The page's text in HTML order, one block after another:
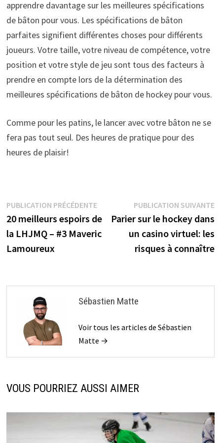
apprendre davantage sur les meilleures spécifications
de bâton pour vous. Les spécifications de bâton
parfaites signifient différentes choses pour différents
joueurs. Votre taille, votre niveau de compétence, votre
position et votre style de jeu sont tous des facteurs à
prendre en compte lors de la détermination des
meilleures spécifications de bâton de hockey pour vous.
Comme pour les patins, le lancer avec votre bâton ne se
fera pas tout seul. Des heures de pratique pour des
heures de plaisir!
Navigation
de
l’article
PUBLICATION PRÉCÉDENTEPublication
précédente :
20 meilleurs espoirs de
la LHJMQ – #3 Maveric
Lamoureux
PUBLICATION SUIVANTE
Parier sur le hockey dans
un casino virtuel: les
risques à connaître
Sébastien Matte
Voir tous les articles de Sébastien
Matte →
VOUS POURRIEZ AUSSI AIMER